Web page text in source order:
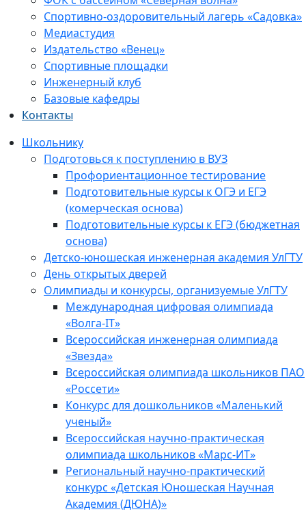
Спортивно-оздоровительный лагерь «Садовка»
Медиастудия
Издательство «Венец»
Спортивные площадки
Инженерный клуб
Базовые кафедры
Контакты
Школьнику
Подготовься к поступлению в ВУЗ
Профориентационное тестирование
Подготовительные курсы к ОГЭ и ЕГЭ
(комерческая основа)
Подготовительные курсы к ЕГЭ (бюджетная
основа)
Детско-юношеская инженерная академия УлГТУ
День открытых дверей
Олимпиады и конкурсы, организуемые УлГТУ
Международная цифровая олимпиада
«Волга-IT»
Всероссийская инженерная олимпиада
«Звезда»
Всероссийская олимпиада школьников ПАО
«Россети»
Конкурс для дошкольников «Маленький
ученый»
Всероссийская научно-практическая
олимпиада школьников «Марс-ИТ»
Региональный научно-практический
конкурс «Детская Юношеская Научная
Академия (ДЮНА)»